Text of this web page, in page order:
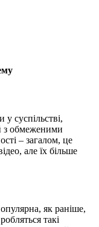
суспільстві,
з обмеженими
– загалом, це
але їх більше
як раніше,
такі